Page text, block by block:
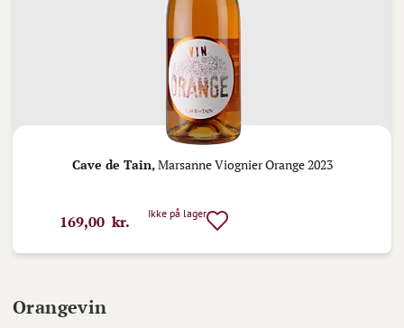
Cave de Tain, Marsanne Viognier Orange 2023
169,00 kr. Ikke på lager
Orangevin